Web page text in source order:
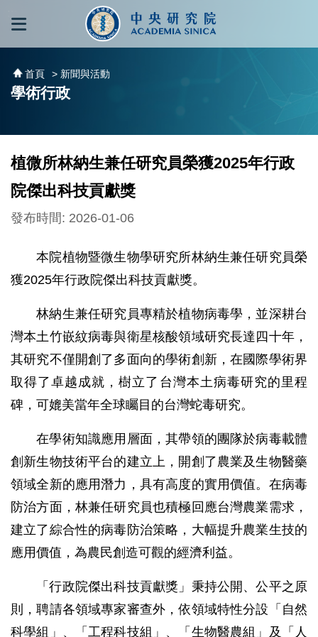
跳到主要內容區塊
首頁 > 新聞與活動
學術行政
植微所林納生兼任研究員榮獲2025年行政
院傑出科技貢獻獎
發布時間: 2026-01-06
本院植物暨微生物學研究所林納生兼任研究員榮
獲2025年行政院傑出科技貢獻獎。
林納生兼任研究員專精於植物病毒學，並深耕台
灣本土竹嵌紋病毒與衛星核酸領域研究長達四十年，
其研究不僅開創了多面向的學術創新，在國際學術界
取得了卓越成就，樹立了台灣本土病毒研究的里程
碑，可媲美當年全球矚目的台灣蛇毒研究。
在學術知識應用層面，其帶領的團隊於病毒載體
創新生物技術平台的建立上，開創了農業及生物醫藥
領域全新的應用潛力，具有高度的實用價值。在病毒
防治方面，林兼任研究員也積極回應台灣農業需求，
建立了綜合性的病毒防治策略，大幅提升農業生技的
應用價值，為農民創造可觀的經濟利益。
「行政院傑出科技貢獻獎」秉持公開、公平之原
則，聘請各領域專家審查外，依領域特性分設「自然
科學組」、「工程科技組」、「生物醫農組」及「人